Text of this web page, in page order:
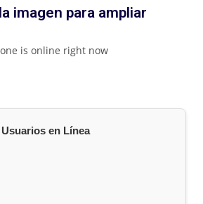
imagen para ampliar
is online right now
Usuarios en Línea